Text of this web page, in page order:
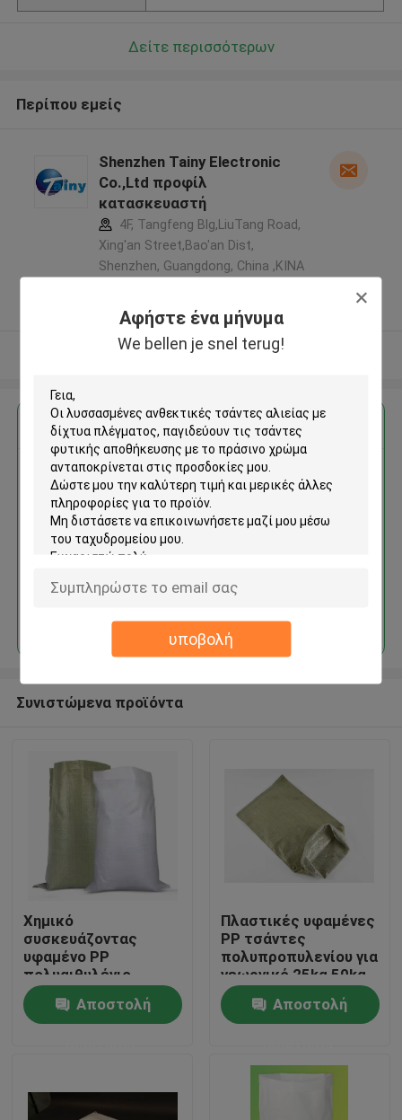
Αφήστε ένα μήνυμα
We bellen je snel terug!
υποβολή
Σπίτι
Περίπου εμείς
Δείτε περισσότερων
Περίπου εμείς
Shenzhen Tainy Electronic
Co.,Ltd προφίλ
κατασκευαστή
4F, Tangfeng Blg,LiuTang Road,
Xing'an Street,Bao'an Dist,
Shenzhen, Guangdong, China ,ΚΙΝΑ
Ελεγχμένος προμηθευτής
Δείτε περισσότερων
Αποκτήστε την καλύτερη τιμή για
Οι λυσσασμένες ανθεκτικές
τσάντες αλιείας με δίχτυα
πλέγματος, παγιδεύουν τις
τσάντες φυτικής
Συνιστώμενα προϊόντα
Χημικό
συσκευάζοντας
υφαμένο PP
πολυαιθυλένιο
τσιμέντου άμμου
τσαντών σάκων
ρυζιού πλαστικό
Αποστολή
Πλαστικές υφαμένες
PP τσάντες
πολυπροπυλενίου για
γεωργικό 25kg 50kg
100gsm
Αποστολή